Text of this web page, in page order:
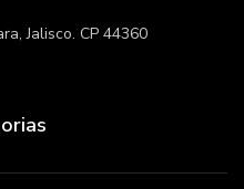
Jalisco. CP 44360